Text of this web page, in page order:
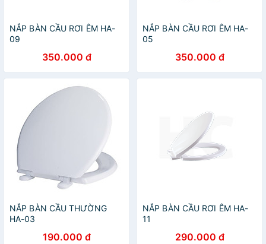
NẮP BÀN CẦU RƠI ÊM HA-
09
350.000 đ
NẮP BÀN CẦU RƠI ÊM HA-
05
350.000 đ
NẮP BÀN CẦU THƯỜNG
HA-03
190.000 đ
NẮP BÀN CẦU RƠI ÊM HA-
11
290.000 đ